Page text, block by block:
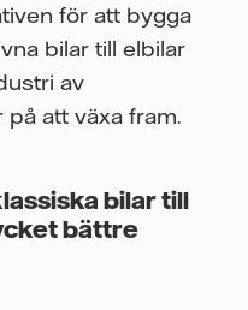
för att bygga
bilar till elbilar
av
att växa fram.
bilar till
bättre